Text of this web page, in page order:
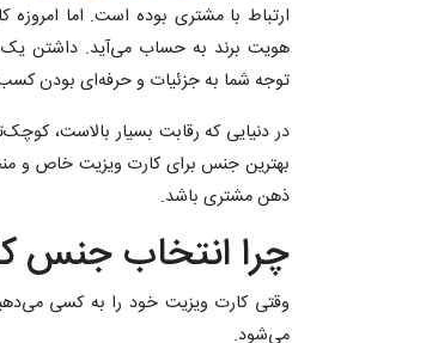
ارتباط با مشتری بوده است. اما
هویت برند به حساب می‌آید. داشتن یک
توجه شما به جزئیات و حرفه‌ای بودن
در دنیایی که رقابت بسیار بالاست،
بهترین جنس برای کارت ویزیت خاص و
ذهن مشتری باشد.
چرا انتخاب جنس
وقتی کارت ویزیت خود را به کسی
می‌شود.